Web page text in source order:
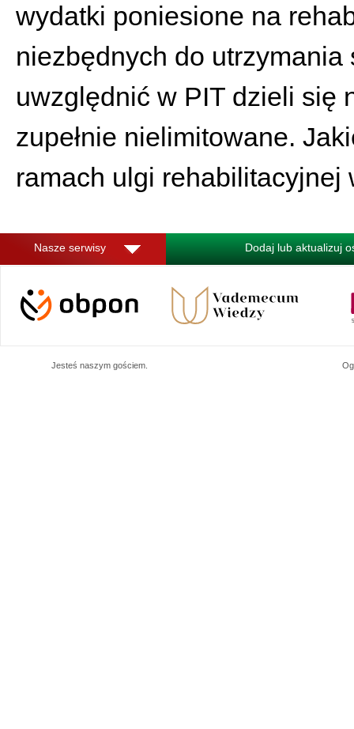
wydatki poniesione na
niezbędnych do
uwzględnić w PIT dzieli się
zupełnie nielimitowane.
ramach ulgi rehabilitacyjnej
Nasze serwisy Dodaj lub aktualizuj
Jesteś naszym gościem.